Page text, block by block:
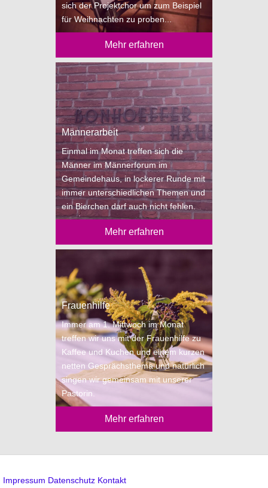
sich der Projektchor um zum Beispiel
für Weihnachten zu proben...
Mehr erfahren
Männerarbeit
Einmal im Monat treffen sich die
Männer im Männerforum im
Gemeindehaus, in lockerer Runde mit
immer unterschiedlichen Themen und
ein Bierchen darf auch nicht fehlen.
Mehr erfahren
Frauenhilfe
Immer am 1. Mittwoch im Monat
treffen wir uns mit der Frauenhilfe zu
Kaffee und Kuchen und einem kurzen
netten Gesprächsthema und natürlich
singen wir gemeinsam mit unserer
Pastorin.
Mehr erfahren
Impressum Datenschutz Kontakt